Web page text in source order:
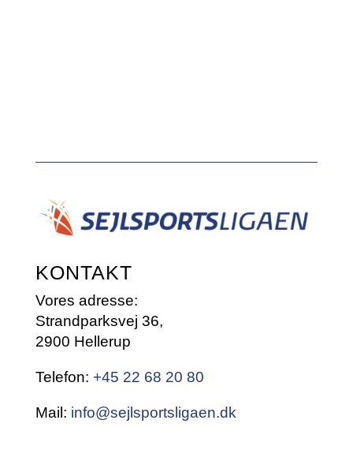
KONTAKT
Vores adresse:
Strandparksvej 36,
2900 Hellerup
Telefon: +45 22 68 20 80
Mail: info@sejlsportsligaen.dk